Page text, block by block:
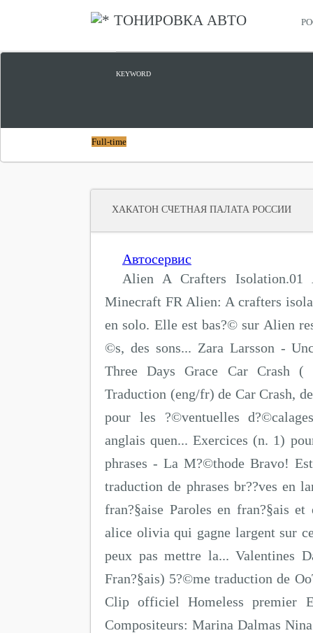
ТОНИРОВКА АВТО
KEYWORD
Full-time
ХАКАТОН СЧЕТНАЯ ПАЛАТА РОССИИ
Автосервис
Alien A Crafters Isolation.01
Minecraft FR Alien: A crafters
en solo. Elle est bas?© sur Alien
©s, des sons... Zara Larsson -
Three Days Grace Car Crash
Traduction (eng/fr) de Car Crash,
pour les ?©ventuelles
anglais quen... Exercices (n. 1)
phrases - La M?©thode Bravo!
traduction de phrases br??ves en
fran?§aise Paroles en fran?§ais
alice olivia qui gagne largent sur
peux pas mettre la... Valentines
Fran?§ais) 5?©me traduction de
Clip officiel Homeless premier
Compositeurs: Marina Dalmas